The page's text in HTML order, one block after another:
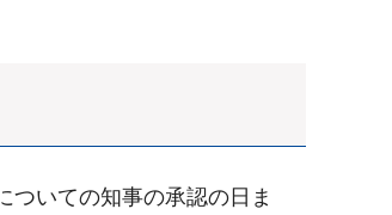
ついての知事の承認の日ま